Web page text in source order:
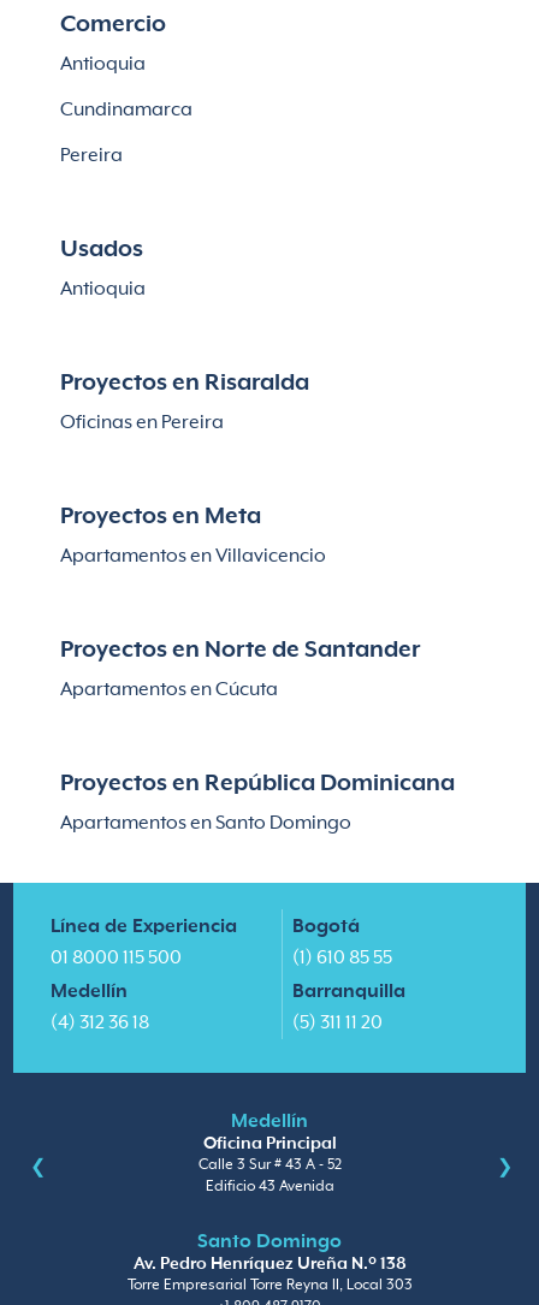
Comercio
Antioquia
Cundinamarca
Pereira
Usados
Antioquia
Proyectos en Risaralda
Oficinas en Pereira
Proyectos en Meta
Apartamentos en Villavicencio
Proyectos en Norte de Santander
Apartamentos en Cúcuta
Proyectos en República Dominicana
Apartamentos en Santo Domingo
Línea de Experiencia
01 8000 115 500
Medellín
(4) 312 36 18
Bogotá
(1) 610 85 55
Barranquilla
(5) 311 11 20
Medellín
Oficina Principal
Calle 3 Sur # 43 A - 52
Edificio 43 Avenida
Santo Domingo
Av. Pedro Henríquez Ureña N.º 138
Torre Empresarial Torre Reyna II, Local 303